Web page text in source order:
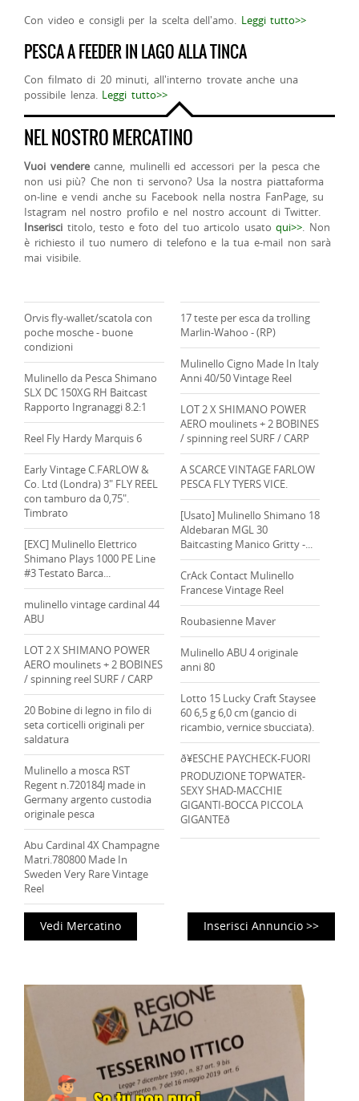
Con video e consigli per la scelta dell'amo. Leggi tutto>>
PESCA A FEEDER IN LAGO ALLA TINCA
Con filmato di 20 minuti, all'interno trovate anche una
possibile lenza. Leggi tutto>>
NEL NOSTRO MERCATINO
Vuoi venderecanne, mulinelli ed accessori per la pesca che
non usi più? Che non ti servono? Usa la nostra piattaforma
on-line e vendi anche su Facebook nella nostra FanPage, su
Istagram nel nostro profilo e nel nostro account di Twitter.
Inserisci titolo, testo e foto del tuo articolo usatoqui>>. Non
è richiesto il tuo numero di telefono e la tua e-mail non sarà
mai visibile.
Orvis fly-wallet/scatola con
poche mosche - buone
condizioni
Mulinello da Pesca Shimano
SLX DC 150XG RH Baitcast
Rapporto Ingranaggi 8.2:1
Reel Fly Hardy Marquis 6
Early Vintage C.FARLOW &
Co. Ltd (Londra) 3" FLY REEL
con tamburo da 0,75".
Timbrato
[EXC] Mulinello Elettrico
Shimano Plays 1000 PE Line
#3 Testato Barca...
mulinello vintage cardinal 44
ABU
LOT 2 X SHIMANO POWER
AERO moulinets + 2 BOBINES
/ spinning reel SURF / CARP
20 Bobine di legno in filo di
seta corticelli originali per
saldatura
Mulinello a mosca RST
Regent n.720184J made in
Germany argento custodia
originale pesca
Abu Cardinal 4X Champagne
Matri.780800 Made In
Sweden Very Rare Vintage
Reel
17 teste per esca da trolling
Marlin-Wahoo - (RP)
Mulinello Cigno Made In Italy
Anni 40/50 Vintage Reel
LOT 2 X SHIMANO POWER
AERO moulinets + 2 BOBINES
/ spinning reel SURF / CARP
A SCARCE VINTAGE FARLOW
PESCA FLY TYERS VICE.
[Usato] Mulinello Shimano 18
Aldebaran MGL 30
Baitcasting Manico Gritty -...
CrAck Contact Mulinello
Francese Vintage Reel
Roubasienne Maver
Mulinello ABU 4 originale
anni 80
Lotto 15 Lucky Craft Staysee
60 6,5 g 6,0 cm (gancio di
ricambio, vernice sbucciata).
ð¥ESCHE PAYCHECK-FUORI
PRODUZIONE TOPWATER-
SEXY SHAD-MACCHIE
GIGANTI-BOCCA PICCOLA
GIGANTEð
Vedi Mercatino Inserisci Annuncio >>